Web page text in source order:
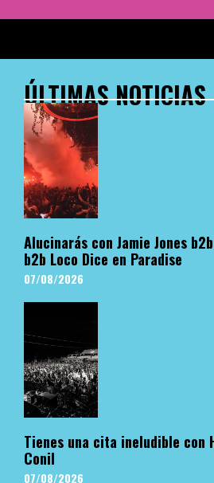
ÚLTIMAS NOTICIAS
Alucinarás con Jamie Jones
b2b Loco Dice en Paradise
07/08/2026
Tienes una cita ineludible con
Conil
07/08/2026